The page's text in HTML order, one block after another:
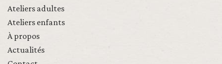
Ateliers adultes
Ateliers enfants
À propos
Actualités